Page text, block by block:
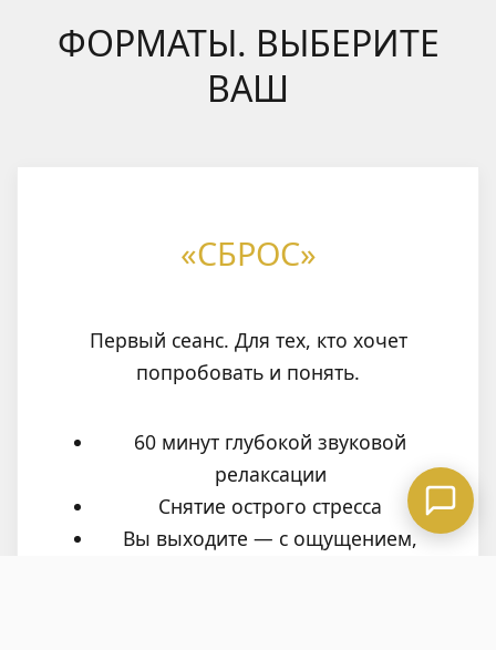
ФОРМАТЫ. ВЫБЕРИТЕ
ВАШ
«СБРОС»
Первый сеанс. Для тех, кто хочет
попробовать и понять.
60 минут глубокой звуковой
релаксации
Снятие острого стресса
Вы выходите — с ощущением,